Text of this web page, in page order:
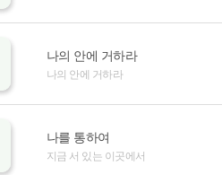
나의 안에 거하라
나의 안에 거하라
나를 통하여
지금 서 있는 이곳에서